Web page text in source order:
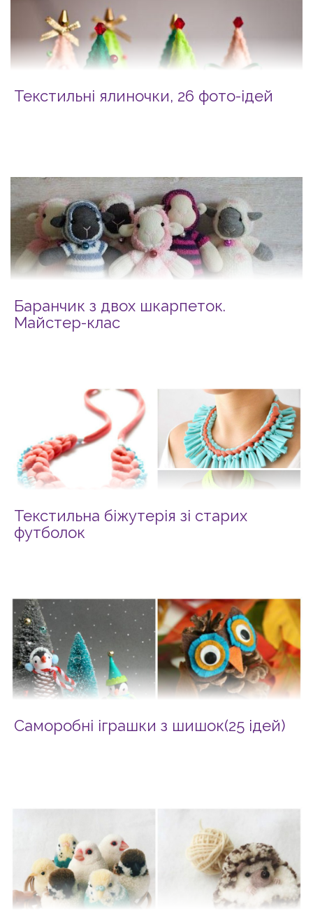
Текстильні ялиночки, 26 фото-ідей
Баранчик з двох шкарпеток.
Майстер-клас
Текстильна біжутерія зі старих
футболок
Саморобні іграшки з шишок(25 ідей)